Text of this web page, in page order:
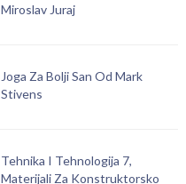
Miroslav Juraj
Joga Za Bolji San Od Mark
Stivens
Tehnika I Tehnologija 7,
Materijali Za Konstruktorsko